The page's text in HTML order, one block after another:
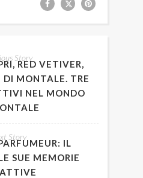
Story
RED VETIVER,
DI MONTALE. TRE
NEL MONDO
Story
IL
SUE MEMORIE